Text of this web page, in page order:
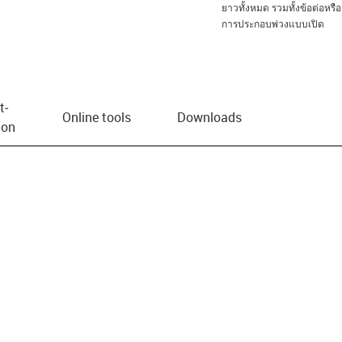
ยาวทั้งหมด รวมทั้งข้อต่อหรือ
การประกอบพ่วงแบบเปิด
Online tools Downloads